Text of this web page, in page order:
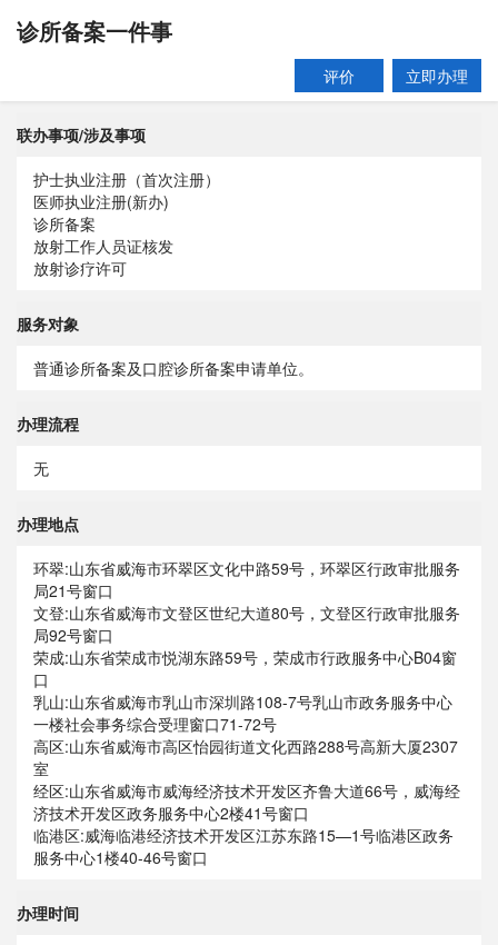
诊所备案一件事
评价 立即办理
联办事项/涉及事项
护士执业注册（首次注册）
医师执业注册(新办)
诊所备案
放射工作人员证核发
放射诊疗许可
服务对象
普通诊所备案及口腔诊所备案申请单位。
办理流程
无
办理地点
环翠:山东省威海市环翠区文化中路59号，环翠区行政审批服务
局21号窗口
文登:山东省威海市文登区世纪大道80号，文登区行政审批服务
局92号窗口
荣成:山东省荣成市悦湖东路59号，荣成市行政服务中心B04窗
口
乳山:山东省威海市乳山市深圳路108-7号乳山市政务服务中心
一楼社会事务综合受理窗口71-72号
高区:山东省威海市高区怡园街道文化西路288号高新大厦2307
室
经区:山东省威海市威海经济技术开发区齐鲁大道66号，威海经
济技术开发区政务服务中心2楼41号窗口
临港区:威海临港经济技术开发区江苏东路15—1号临港区政务
服务中心1楼40-46号窗口
办理时间